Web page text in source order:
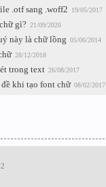
.otf sang .woff2 19/05/2017
gì? 21/09/2020
này là chữ lồng 05/06/2014
28/12/2018
trong text 26/08/2017
khi tạo font chữ 08/02/2017